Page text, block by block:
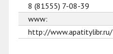
8 (81555) 7-08-39
www:
http://www.apatitylibr.ru/